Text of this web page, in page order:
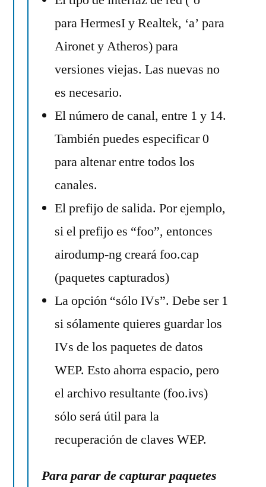
para HermesI y Realtek, ‘a’ para
Aironet y Atheros) para
versiones viejas. Las nuevas no
es necesario.
El número de canal, entre 1 y 14.
También puedes especificar 0
para altenar entre todos los
canales.
El prefijo de salida. Por ejemplo,
si el prefijo es “foo”, entonces
airodump-ng creará foo.cap
(paquetes capturados)
La opción “sólo IVs”. Debe ser 1
si sólamente quieres guardar los
IVs de los paquetes de datos
WEP. Esto ahorra espacio, pero
el archivo resultante (foo.ivs)
sólo será útil para la
recuperación de claves WEP.
Para parar de capturar paquetes